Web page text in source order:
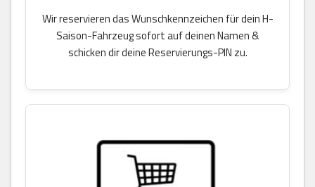
Wir reservieren das Wunschkennzeichen für dein H-
Saison-Fahrzeug sofort auf deinen Namen &
schicken dir deine Reservierungs-PIN zu.